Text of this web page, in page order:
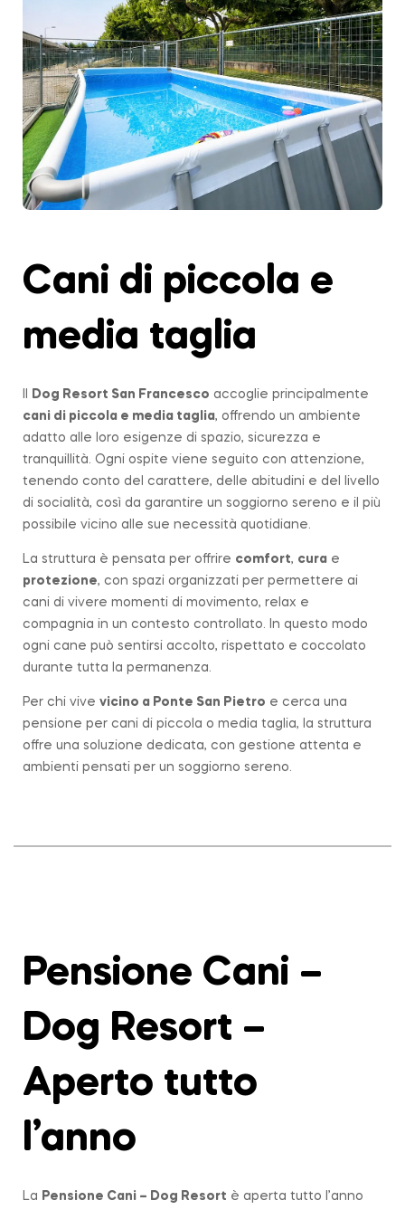
Cani di piccola e
media taglia
Dog Resort San Francesco accoglie principalmente
cani di piccola e media taglia, offrendo un ambiente
adatto alle loro esigenze di spazio, sicurezza e
tranquillità. Ogni ospite viene seguito con attenzione,
tenendo conto del carattere, delle abitudini e del livello
di socialità, così da garantire un soggiorno sereno e il più
possibile vicino alle sue necessità quotidiane.
La struttura è pensata per offrire comfort, cura e
protezione, con spazi organizzati per permettere ai
cani di vivere momenti di movimento, relax e
compagnia in un contesto controllato. In questo modo
ogni cane può sentirsi accolto, rispettato e coccolato
durante tutta la permanenza.
Per chi vive vicino a Ponte San Pietro e cerca una
pensione per cani di piccola o media taglia, la struttura
offre una soluzione dedicata, con gestione attenta e
ambienti pensati per un soggiorno sereno.
Pensione Cani –
Dog Resort –
Aperto tutto
l’anno
La Pensione Cani – Dog Resort è aperta tutto l’anno